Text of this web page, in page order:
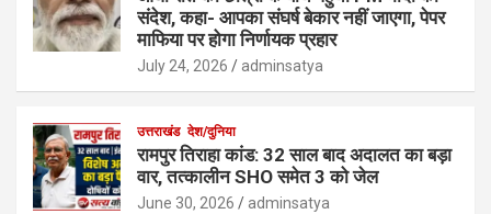
संदेश, कहा- आपका संघर्ष बेकार नहीं जाएगा, पेपर
माफिया पर होगा निर्णायक प्रहार
July 24, 2026 adminsatya
उत्तराखंड देश/दुनिया
रामपुर तिराहा कांड: 32 साल बाद अदालत का बड़ा
वार, तत्कालीन SHO समेत 3 को जेल
June 30, 2026 adminsatya